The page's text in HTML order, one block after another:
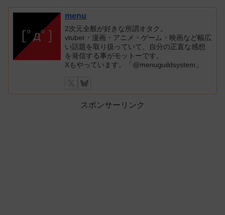
menu
2次元全般が好きな所謂オタク。
vtuber・漫画・アニメ・ゲーム・映画など幅広
い話題を取り扱っていて、自分の正直な感想
を発信する事がモットーです。
Xもやっています。「@menuguildsystem」
スポンサーリンク